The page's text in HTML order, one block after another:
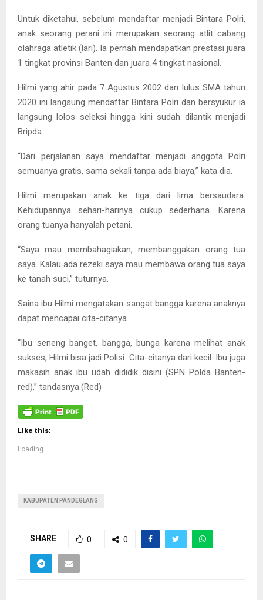
Untuk diketahui, sebelum mendaftar menjadi Bintara Polri,
anak seorang perani ini merupakan seorang atlit cabang
olahraga atletik (lari). Ia pernah mendapatkan prestasi juara
1 tingkat provinsi Banten dan juara 4 tingkat nasional.
Hilmi yang ahir pada 7 Agustus 2002 dan lulus SMA tahun
2020 ini langsung mendaftar Bintara Polri dan bersyukur ia
langsung lolos seleksi hingga kini sudah dilantik menjadi
Bripda.
“Dari perjalanan saya mendaftar menjadi anggota Polri
semuanya gratis, sama sekali tanpa ada biaya,” kata dia.
Hilmi merupakan anak ke tiga dari lima bersaudara.
Kehidupannya sehari-harinya cukup sederhana. Karena
orang tuanya hanyalah petani.
“Saya mau membahagiakan, membanggakan orang tua
saya. Kalau ada rezeki saya mau membawa orang tua saya
ke tanah suci,” tuturnya.
Saina ibu Hilmi mengatakan sangat bangga karena anaknya
dapat mencapai cita-citanya.
“Ibu seneng banget, bangga, bunga karena melihat anak
sukses, Hilmi bisa jadi Polisi. Cita-citanya dari kecil. Ibu juga
makasih anak ibu udah dididik disini (SPN Polda Banten-
red),” tandasnya.(Red)
Like this:
Loading...
KABUPATEN PANDEGLANG
SHARE 0 0